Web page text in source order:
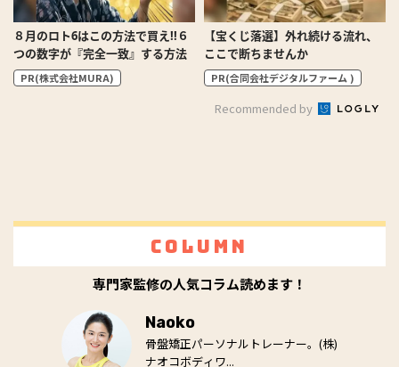
８月のロト6はこの方法で買え!!６
つの数字が『完全一致』する方法
PR(株式会社MURA)
【宝くじ落選】外れ続ける流れ、
ここで断ちませんか
PR(合同会社デジタルファーム )
Recommended by
Column
専門家監修の人気コラム読めます！
Naoko
骨盤矯正パーソナルトレーナー。(株)
ナオコボディワ...